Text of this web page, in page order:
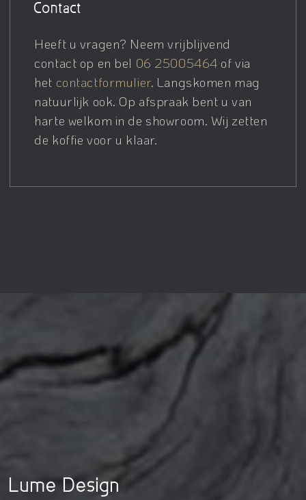
Contact
Heeft u vragen? Neem vrijblijvend
contact op en bel 06 25005464 of via
het contactformulier. Langskomen mag
natuurlijk ook. Op afspraak bent u van
harte welkom in de showroom. Wij zetten
de koffie voor u klaar.
Lume Design